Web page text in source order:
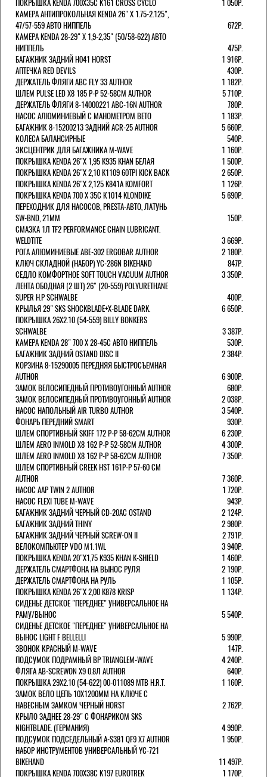
ПОКРЫШКА KENDA 700Х35С K161 CROSS CYCLO
1 050Р.
КАМЕРА АНТИПРОКОЛЬНАЯ KENDA 26" Х 1.75-2.125",
47/57-559 АВТО НИППЕЛЬ
672Р.
КАМЕРА KENDA 28-29" Х 1,9-2,35" (50/58-622) АВТО
НИППЕЛЬ
475Р.
БАГАЖНИК ЗАДНИЙ H041 HORST
1 916Р.
АПТЕЧКА RED DEVILS
430Р.
ДЕРЖАТЕЛЬ ФЛЯГИ АВС FLY 33 AUTHOR
1 182Р.
ШЛЕМ PULSE LED X8 185 Р-Р 52-58СМ AUTHOR
5 710Р.
ДЕРЖАТЕЛЬ ФЛЯГИ 8-14000221 ABC-16N AUTHOR
780Р.
НАСОС АЛЮМИНИЕВЫЙ С МАНОМЕТРОМ BETO
1 183Р.
БАГАЖНИК 8-15200213 ЗАДНИЙ ACR-25 AUTHOR
5 660Р.
КОЛЕСА БАЛАНСИРНЫЕ
540Р.
ЭКСЦЕНТРИК ДЛЯ БАГАЖНИКА M-WAVE
1 160Р.
ПОКРЫШКА KENDA 26"Х 1,95 K935 KHAN БЕЛАЯ
1 500Р.
ПОКРЫШКА KENDA 26"Х 2,10 K1109 60TPI KICK BACK
2 650Р.
ПОКРЫШКА KENDA 26"Х 2,125 K841A KOMFORT
1 126Р.
ПОКРЫШКА KENDA 700 Х 35С К1014 KLONDIKE
5 690Р.
ПЕРЕХОДНИК ДЛЯ НАСОСОВ, PRESTA-АВТО, ЛАТУНЬ
SW-BND, 21ММ
150Р.
СМАЗКА 1Л TF2 PERFORMANCE CHAIN LUBRICANT.
WELDTITE
3 669Р.
РОГА АЛЮМИНИЕВЫЕ ABE-302 ERGOBAR AUTHOR
2 180Р.
КЛЮЧ СКЛАДНОЙ (НАБОР) YC-286N BIKEHAND
847Р.
СЕДЛО КОМФОРТНОЕ SOFT TOUCH VACUUM AUTHOR
3 350Р.
ЛЕНТА ОБОДНАЯ (2 ШТ) 26" (20-559) POLYURETHANE
SUPER H.P SCHWALBE
400Р.
КРЫЛЬЯ 29" SKS SHOCKBLADE+X-BLADE DARK.
6 650Р.
ПОКРЫШКА 26X2.10 (54-559) BILLY BONKERS
SCHWALBE
3 387Р.
КАМЕРА KENDA 28" 700 Х 28-45С АВТО НИППЕЛЬ
530Р.
БАГАЖНИК ЗАДНИЙ OSTAND DISC II
2 384Р.
КОРЗИНА 8-15290005 ПЕРЕДНЯЯ БЫСТРОСЪЕМНАЯ
AUTHOR
6 900Р.
ЗАМОК ВЕЛОСИПЕДНЫЙ ПРОТИВОУГОННЫЙ AUTHOR
680Р.
ЗАМОК ВЕЛОСИПЕДНЫЙ ПРОТИВОУГОННЫЙ AUTHOR
2 038Р.
НАСОС НАПОЛЬНЫЙ AIR TURBO AUTHOR
3 540Р.
ФОНАРЬ ПЕРЕДНИЙ SMART
930Р.
ШЛЕМ СПОРТИВНЫЙ SKIFF 172 Р-Р 58-62СМ AUTHOR
6 230Р.
ШЛЕМ AERO INMOLD X8 162 Р-Р 52-58СМ AUTHOR
4 300Р.
ШЛЕМ AERO INMOLD X8 162 Р-Р 58-62СМ AUTHOR
7 350Р.
ШЛЕМ СПОРТИВНЫЙ CREEK HST 161Р-Р 57-60 СМ
AUTHOR
7 360Р.
НАСОС AAP TWIN 2 AUTHOR
1 720Р.
НАСОС FLEXI TUBE M-WAVE
943Р.
БАГАЖНИК ЗАДНИЙ ЧЕРНЫЙ СD-20AC OSTAND
2 124Р.
БАГАЖНИК ЗАДНИЙ THINY
2 980Р.
БАГАЖНИК ЗАДНИЙ ЧЕРНЫЙ SCREW-ON II
2 791Р.
ВЕЛОКОМПЬЮТЕР VDO M1.1WL
3 940Р.
ПОКРЫШКА KENDA 20"Х1,75 K935 KHAN K-SHIELD
1 460Р.
ДЕРЖАТЕЛЬ СМАРТФОНА НА ВЫНОС РУЛЯ
2 190Р.
ДЕРЖАТЕЛЬ СМАРТФОНА НА РУЛЬ
1 105Р.
ПОКРЫШКА KENDA 26"Х 2,00 K878 KRISP
1 134Р.
СИДЕНЬЕ ДЕТСКОЕ "ПЕРЕДНЕЕ" УНИВЕРСАЛЬНОЕ НА
РАМУ/ВЫНОС
5 540Р.
СИДЕНЬЕ ДЕТСКОЕ "ПЕРЕДНЕЕ" УНИВЕРСАЛЬНОЕ НА
ВЫНОС LIGHT F BELLELLI
5 990Р.
ЗВОНОК КРАСНЫЙ M-WAVE
147Р.
ПОДСУМОК ПОДРАМНЫЙ BP TRIANGLEM-WAVE
4 240Р.
ФЛЯГА AB-SCREWON X9 0.8Л AUTHOR
640Р.
ПОКРЫШКА 29X2.10 (54-622) 00-011089 MTB H.R.T.
1 160Р.
ЗАМОК ВЕЛО ЦЕПЬ 10Х1200ММ НА КЛЮЧЕ С
НАВЕСНЫМ ЗАМКОМ ЧЕРНЫЙ HORST
2 762Р.
КРЫЛО ЗАДНЕЕ 28-29" С ФОНАРИКОМ SKS
NIGHTBLADE. (ГЕРМАНИЯ)
4 990Р.
ПОДСУМОК ПОДСЕДЕЛЬНЫЙ A-S381 QF9 X7 AUTHOR
1 950Р.
НАБОР ИНСТРУМЕНТОВ УНИВЕРСАЛЬНЫЙ YC-721
BIKEHAND
11 497Р.
ПОКРЫШКА KENDA 700Х38С K197 EUROTREK
1 170Р.